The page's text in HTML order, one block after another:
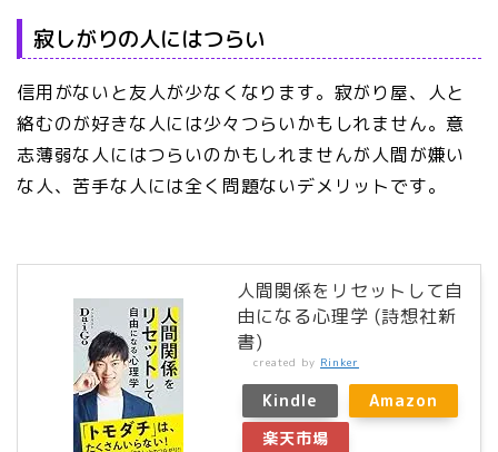
寂しがりの人にはつらい
信用がないと友人が少なくなります。寂がり屋、人と
絡むのが好きな人には少々つらいかもしれません。意
志薄弱な人にはつらいのかもしれませんが人間が嫌い
な人、苦手な人には全く問題ないデメリットです。
人間関係をリセットして自
由になる心理学 (詩想社新
書)
created by Rinker
Kindle
Amazon
楽天市場